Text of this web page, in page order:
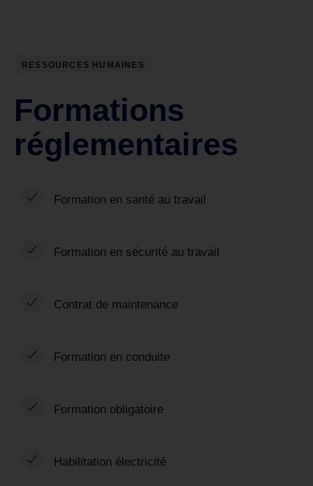
RESSOURCES HUMAINES
Formations
réglementaires
Formation en santé au travail
Formation en sécurité au travail
Contrat de maintenance
Formation en conduite
Formation obligatoire
Habilitation électricité